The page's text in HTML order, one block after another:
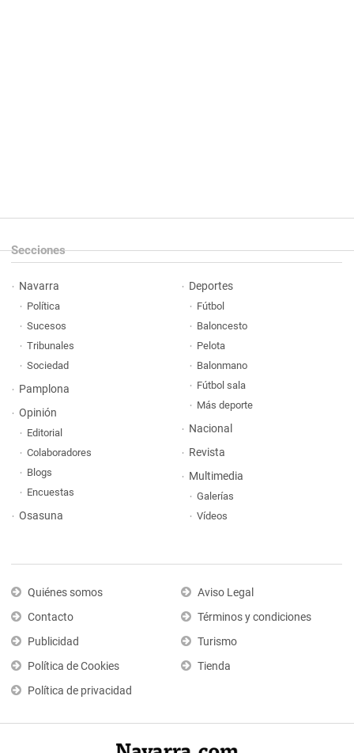
Secciones
Navarra
Política
Sucesos
Tribunales
Sociedad
Pamplona
Opinión
Editorial
Colaboradores
Blogs
Encuestas
Osasuna
Deportes
Fútbol
Baloncesto
Pelota
Balonmano
Fútbol sala
Más deporte
Nacional
Revista
Multimedia
Galerías
Vídeos
Quiénes somos
Contacto
Publicidad
Política de Cookies
Política de privacidad
Aviso Legal
Términos y condiciones
Turismo
Tienda